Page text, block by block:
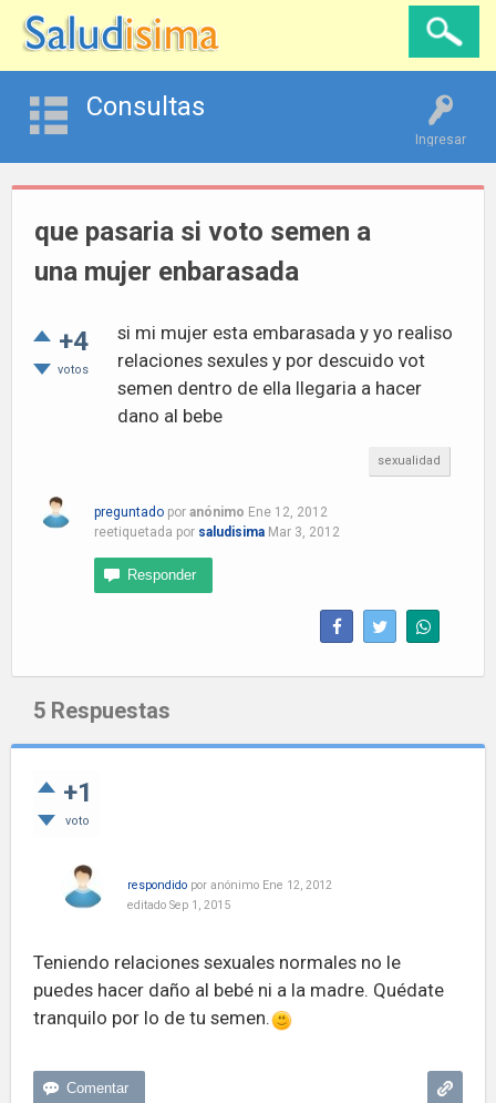
Ingresar
Consultas
que pasaria si voto semen a
una mujer enbarasada
+4
votos
si mi mujer esta embarasada y yo realiso
relaciones sexules y por descuido vot
semen dentro de ella llegaria a hacer
dano al bebe
sexualidad
preguntado por anónimo Ene 12, 2012
reetiquetada por saludisima Mar 3, 2012
5 Respuestas
+1
voto
respondido por anónimo Ene 12, 2012
editado Sep 1, 2015
Teniendo relaciones sexuales normales no le
puedes hacer daño al bebé ni a la madre. Quédate
tranquilo por lo de tu semen.